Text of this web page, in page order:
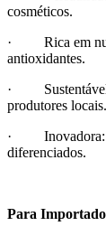
cosméticos.
· Rica em
antioxidantes.
· Sustentável e
produtores locais.
· Inovadora:
diferenciados.
Para